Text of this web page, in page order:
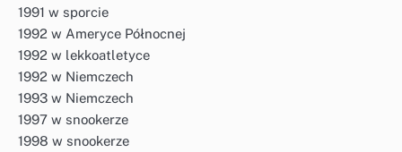
1991 w sporcie
1992 w Ameryce Północnej
1992 w lekkoatletyce
1992 w Niemczech
1993 w Niemczech
1997 w snookerze
1998 w snookerze